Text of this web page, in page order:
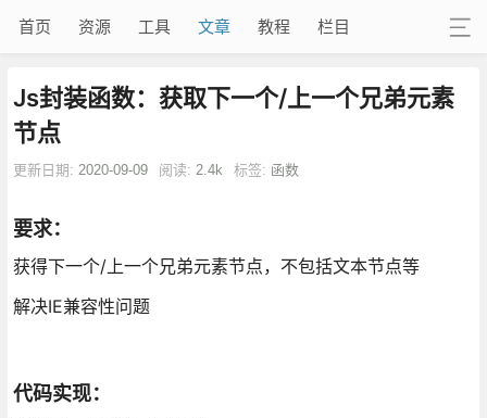
首页 资源 工具 文章 教程 栏目
Js封装函数：获取下一个/上一个兄弟元素
节点
更新日期: 2020-09-09 阅读: 2.4k 标签: 函数
要求：
获得下一个/上一个兄弟元素节点，不包括文本节点等
解决IE兼容性问题
代码实现：